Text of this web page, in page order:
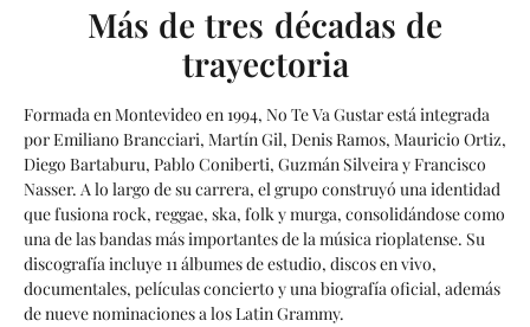
Más de tres décadas de
trayectoria
Formada en Montevideo en 1994, No Te Va Gustarestá integrada
por Emiliano Brancciari, Martín Gil, Denis Ramos, Mauricio Ortiz,
Diego Bartaburu, Pablo Coniberti, Guzmán Silveira y Francisco
Nasser. A lo largo de su carrera, el grupo construyó una identidad
que fusiona rock, reggae, ska, folk y murga, consolidándose como
una de las bandas más importantes de la música rioplatense. Su
discografía incluye 11 álbumes de estudio, discos en vivo,
documentales, películas concierto y una biografía oficial, además
de nueve nominaciones a los Latin Grammy.